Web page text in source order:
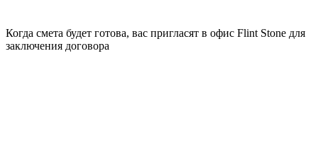
Когда смета будет готова, вас пригласят в офис Flint Stone для
заключения договора